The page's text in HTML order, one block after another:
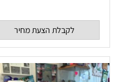
לקבלת הצעת מחיר